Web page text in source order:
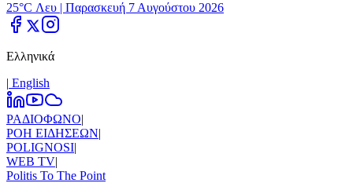
25°C Λευ | Παρασκευή 7 Αυγούστου 2026
Ελληνικά
| Εnglish
ΡΑΔΙΟΦΩΝΟ|
ΡΟΗ ΕΙΔΗΣΕΩΝ|
POLIGNOSI|
WEB TV|
Politis To The Point